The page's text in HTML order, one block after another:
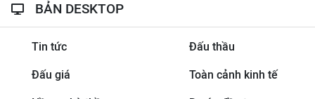
BẢN DESKTOP
Tin tức Đấu thầu
Đấu giá Toàn cảnh kinh tế